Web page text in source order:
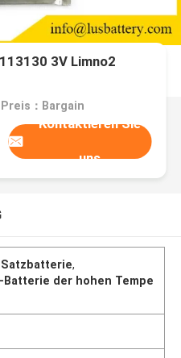
3V Limno2
Preis：Bargain
Kontaktieren Sie
uns
,
Batterie der hohen Tempe